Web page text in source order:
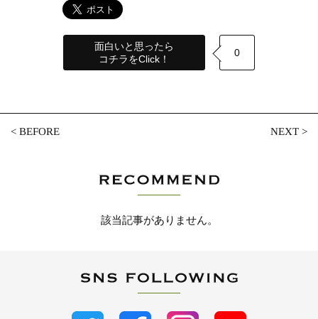
面白いと思ったら
コチラをClick！
0
<BEFORE NEXT>
該当記事がありません。